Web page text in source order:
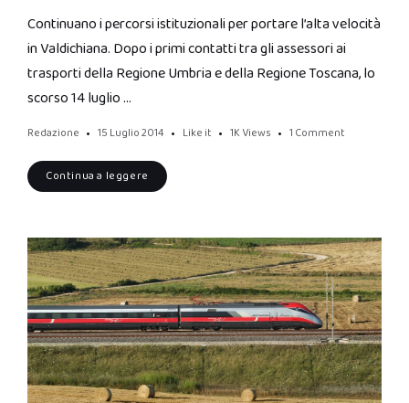
Continuano i percorsi istituzionali per portare l’alta velocità
in Valdichiana. Dopo i primi contatti tra gli assessori ai
trasporti della Regione Umbria e della Regione Toscana, lo
scorso 14 luglio …
Redazione 15 Luglio 2014 Like it 1K Views 1 Comment
Continua a leggere